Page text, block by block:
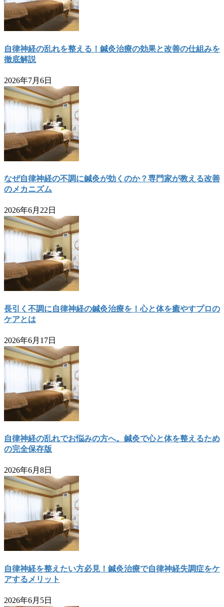
自律神経の乱れを整える！鍼灸治療の効果と改善の仕組みを
徹底解説
2026年7月6日
なぜ自律神経の不調に鍼灸が効くのか？専門家が教える改善
のメカニズム
2026年6月22日
長引く不調に自律神経の鍼灸治療を！心と体を癒やすプロの
ケアとは
2026年6月17日
自律神経の乱れでお悩みの方へ。鍼灸で心と体を整えるため
の完全保存版
2026年6月8日
自律神経を整えたい方必見！鍼灸治療で自律神経失調症をケ
アするメリット
2026年6月5日